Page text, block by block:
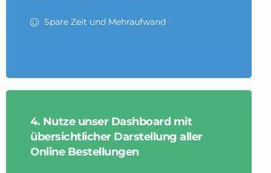
Spare Zeit und Mehraufwand
4. Nutze unser Dashboard mit
übersichtlicher Darstellung aller
Online Bestellungen